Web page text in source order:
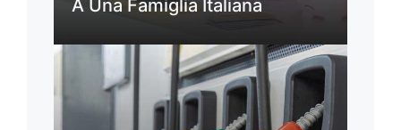
A Una Famiglia Italiana